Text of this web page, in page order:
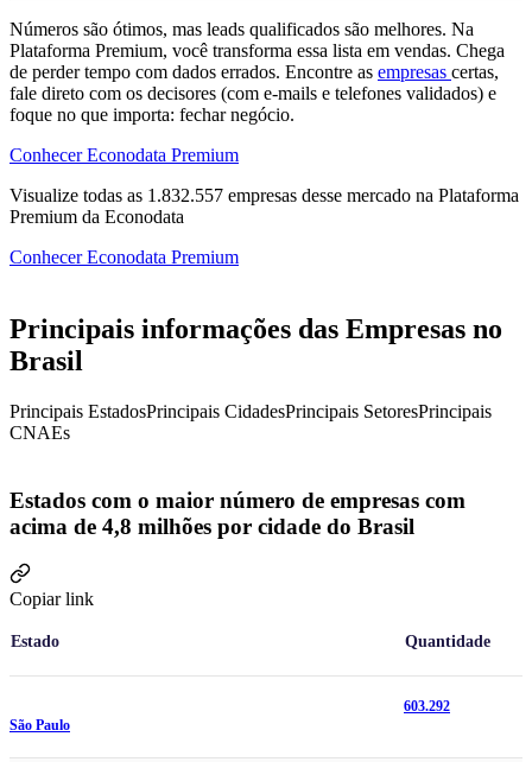
Números são ótimos, mas leads qualificados são melhores. Na
Plataforma Premium, você transforma essa lista em vendas. Chega
de perder tempo com dados errados. Encontre as empresas certas,
fale direto com os decisores (com e-mails e telefones validados) e
foque no que importa: fechar negócio.
Conhecer Econodata Premium
Visualize todas as 1.832.557 empresas desse mercado na Plataforma
Premium da Econodata
Conhecer Econodata Premium
Principais informações das Empresas no
Brasil
Principais EstadosPrincipais CidadesPrincipais SetoresPrincipais
CNAEs
Estados com o maior número de empresas com
acima de 4,8 milhões por cidade do Brasil
Copiar link
Estado Quantidade
São Paulo
603.292